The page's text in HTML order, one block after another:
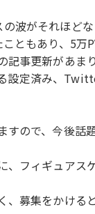
波がそれほどな
ともあり、5万
事更新があま
定済み、
ので、今後話
フィギュアス
募集をかける